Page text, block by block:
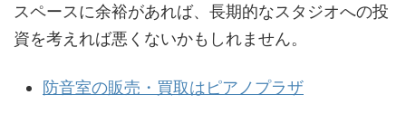
スペースに余裕があれば、長期的なスタジオへの投
資を考えれば悪くないかもしれません。
防音室の販売・買取はピアノプラザ